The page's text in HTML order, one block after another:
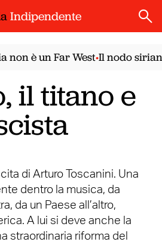
Indipendente
è un Far West•Il nodo siriano. Il
il titano e
di Arturo Toscanini. Una
dentro la musica, da
da un Paese all’altro,
A lui si deve anche la
straordinaria riforma del